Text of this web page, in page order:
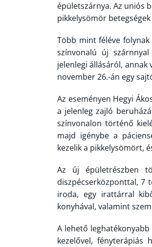
épületszárnya. Az uniós
pikkelysömör
Több mint féléve
színvonalú új
jelenlegi állásáról,
november 26.-án egy
Az eseményen Hegyi
a jelenleg zajló
színvonalon történő
majd igénybe a
kezelik a pikkelysömört,
Az új épületrészben
diszpécserközponttal, 7
iroda, egy irattárral
konyhával, valamint
A lehető
kezelővel, fényterápiás